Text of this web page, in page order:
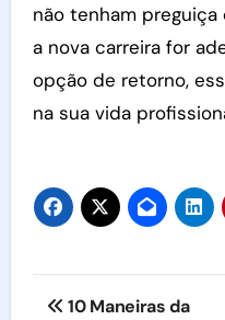
não tenham
a nova carreira for
opção de retorno,
na sua vida
Navegação
10 Maneiras da